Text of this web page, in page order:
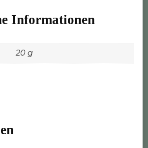
Informationen
20 g